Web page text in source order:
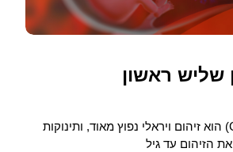
ציטומגלווירוס (CMV) הוא זיהום ויראלי נפוץ מאוד, ותינוקות
הזיהום עד גיל